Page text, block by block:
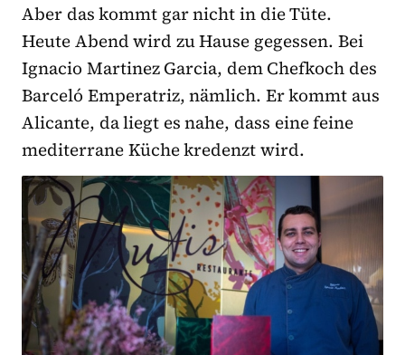
Aber das kommt gar nicht in die Tüte.
Heute Abend wird zu Hause gegessen. Bei
Ignacio Martinez Garcia, dem Chefkoch des
Barceló Emperatriz, nämlich. Er kommt aus
Alicante, da liegt es nahe, dass eine feine
mediterrane Küche kredenzt wird.